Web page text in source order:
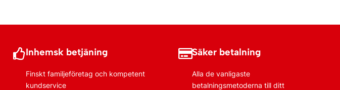
Inhemsk betjäning
Finskt familjeföretag och kompetent
kundservice
Säker betalning
Alla de vanligaste
betalningsmetoderna till ditt